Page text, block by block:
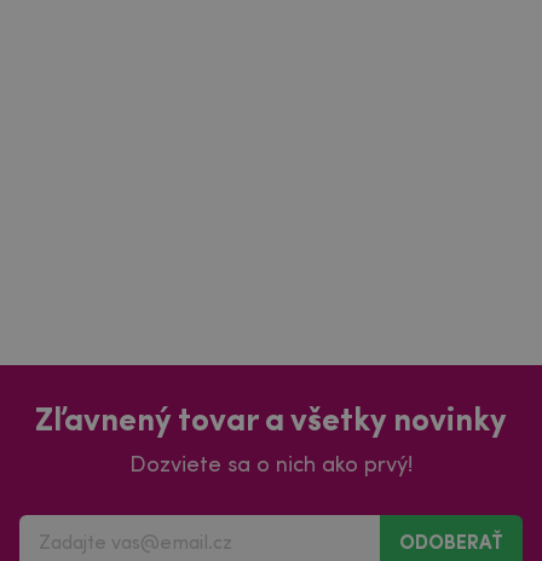
Zľavnený tovar a všetky novinky
Dozviete sa o nich ako prvý!
ODOBERAŤ